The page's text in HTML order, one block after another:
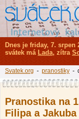
Pranostika na
Filipa a
Dnes je friday, 7. srpen
svátek má Lada, zítra
Svatek.org - pranostiky -